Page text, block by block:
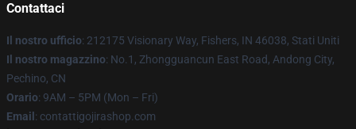
Contattaci
Il nostro ufficio: 212175 Visionary Way, Fishers, IN 46038, Stati Uniti
Il nostro magazzino: No.1, Zhongguancun East Road, Andong City,
Pechino, CN
Orario: 9AM – 5PM (Mon – Fri)
Email : contattigojirashop.com